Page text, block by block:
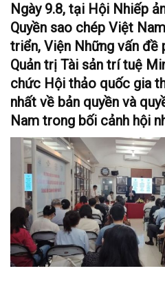
Ngày 9.8, tại Hội Nhiếp
Quyền sao chép Việt
triển, Viện Những vấn đề
Quản trị Tài sản trí tuệ
chức Hội thảo quốc gia
nhất về bản quyền và
Nam trong bối cảnh hội